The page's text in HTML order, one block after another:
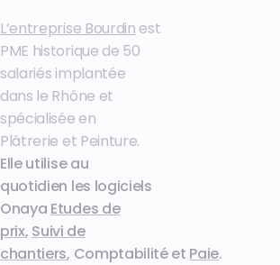
L’entreprise Bourdin est
PME historique de 50
salariés implantée
dans le Rhône et
spécialisée en
Plâtrerie et Peinture.
Elle utilise au
quotidien les logiciels
Onaya Etudes de
prix, Suivi de
chantiers, Comptabilité et Paie.